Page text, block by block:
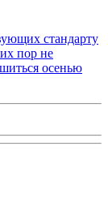
стандарту
пор не
осенью